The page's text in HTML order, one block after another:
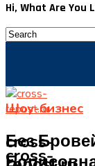
Hi, What Are You
cross-
cross-
Шоу-бизнес
Без